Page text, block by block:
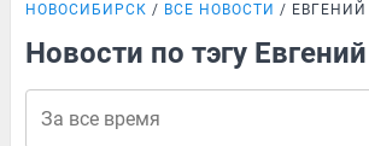
НОВОСИБИРСК ВСЕ НОВОСТИ
Новости по тэгу